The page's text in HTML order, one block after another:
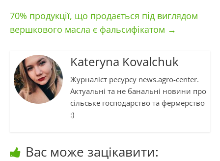
70% продукції, що продається під виглядом
вершкового масла є фальсифікатом →
Kateryna Kovalchuk
Журналіст ресурсу news.agro-center.
Актуальні та не банальні новини про
сільське господарство та фермерство
:)
Вас може зацікавити: